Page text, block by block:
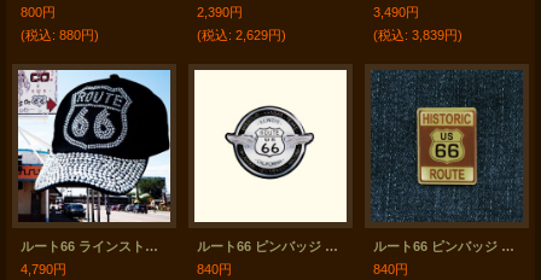
800円
(税込: 880円)
2,390円
(税込: 2,629円)
3,490円
(税込: 3,839円)
ルート66 ラインストーン キャップ（ブラック）/Route 66 Rhinestones Cap(Black)
4,790円
ルート66 ピンバッジ ステイトウイング/Pin Route66
840円
ルート66 ピンバッジ ヒストリック・ブラウン/Pin HISTORIC ROUTE US 66
840円